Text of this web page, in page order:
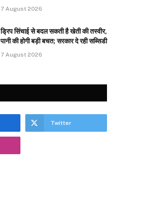
7 August 2026
ड्रिप सिंचाई से बदल सकती है खेती की तस्वीर,
पानी की होगी बड़ी बचत; सरकार दे रही सब्सिडी
7 August 2026
Twitter